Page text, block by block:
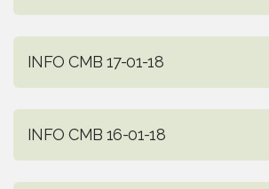
INFO CMB 17-01-18
INFO CMB 16-01-18